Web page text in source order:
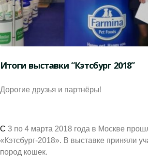
Итоги выставки “Кэтсбург 2018”
Дорогие друзья и партнёры!
С 3 по 4 марта 2018 года в Москве
«Кэтсбург-2018». В выставке приняли
пород кошек.